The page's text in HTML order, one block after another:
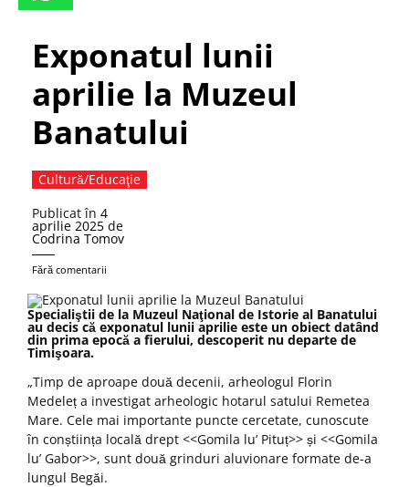
Exponatul lunii
aprilie la Muzeul
Banatului
Cultură/Educaţie
Publicat în 4
aprilie 2025 de
Codrina Tomov
Fără comentarii
Specialiştii de la Muzeul Naţional de Istorie al Banatului
au decis că exponatul lunii aprilie este un obiect datând
din prima epocă a fierului, descoperit nu departe de
Timişoara.
„Timp de aproape două decenii, arheologul Florin
Medeleț a investigat arheologic hotarul satului Remetea
Mare. Cele mai importante puncte cercetate, cunoscute
în conștiința locală drept <<Gomila lu’ Pituț>> și <<Gomila
lu’ Gabor>>, sunt două grinduri aluvionare formate de-a
lungul Begăi.